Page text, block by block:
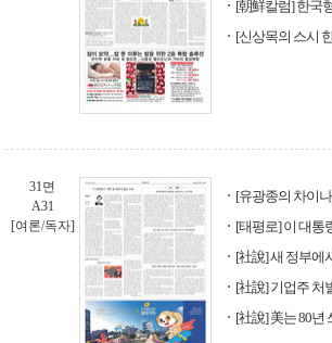
[朝鮮칼럼] 한국
[신상목의 스시
31면
A31
[여론/독자]
[유광종의 차이
[태평로] 이 대통
[社說] 새 정부에
[社說] 기업주 처
[社說] 美는 80년